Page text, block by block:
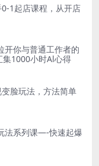
1起店课程，从开店
开你与普通工作者的
集1000小时Al心得
脸玩法，方法简单
法系列课—-快速起爆